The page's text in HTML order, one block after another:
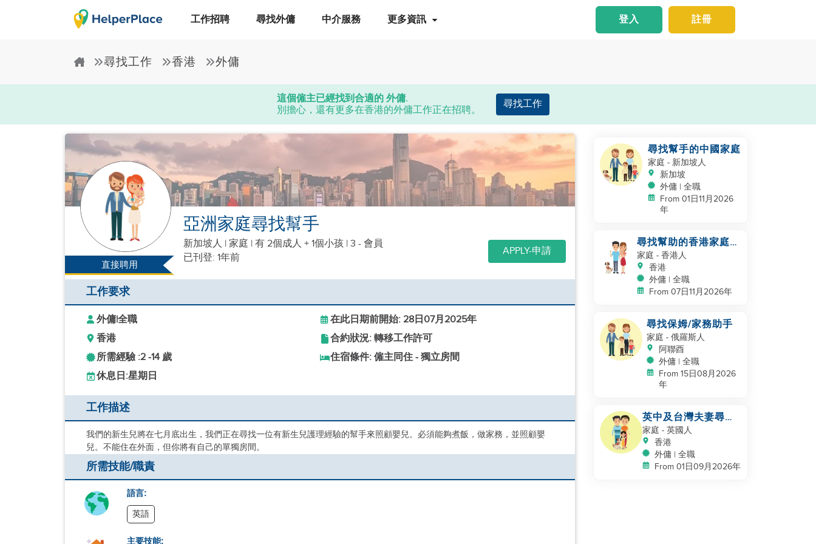
工作招聘 尋找外傭 中介服務 更多資訊 註冊
登入
尋找工作 香港 外傭
這個僱主已經找到合適的 外傭.
別擔心，還有更多在香港的外傭工作正在招聘。
尋找工作
直接聘用
亞洲家庭尋找幫手
新加坡人 | 家庭 | 有 2個成人 + 1個小孩 | 3 - 會員
已刊登: 1年前
APPLY-申請
工作要求
外傭|全職
在此日期前開始: 28日07月2025年
香港
合約狀況: 轉移工作許可
所需經驗 :2 -14 歲
住宿條件: 僱主同住 - 獨立房間
休息日:星期日
工作描述
我們的新生兒將在七月底出生，我們正在尋找一位有新生兒護理經驗的幫手來照顧嬰兒。必須能夠煮飯，做家務，並照顧嬰
兒。不能住在外面，但你將有自己的單獨房間。
所需技能/職責
語言:
英語
主要技能:
尋找幫手的中國家庭
家庭 - 新加坡人
新加坡
外傭 | 全職
From 01日11月2026
年
尋找幫助的香港家庭，
帶著嬰兒和寵物
家庭 - 香港人
香港
外傭 | 全職
From 07日11月2026年
尋找保姆/家務助手
家庭 - 俄羅斯人
阿聯酉
外傭 | 全職
From 15日08月2026
年
英中及台灣夫妻尋找
助手
家庭 - 英國人
香港
外傭 | 全職
From 01日09月2026年